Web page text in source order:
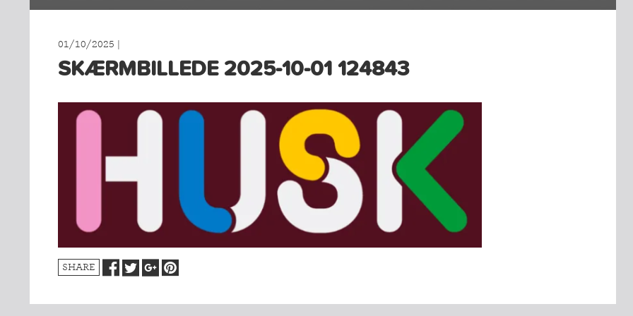
VÆRKTØJSKASSEN
KONKURRENCER
01/10/2025 |
SKÆRMBILLEDE 2025-10-01 124843
SHARE